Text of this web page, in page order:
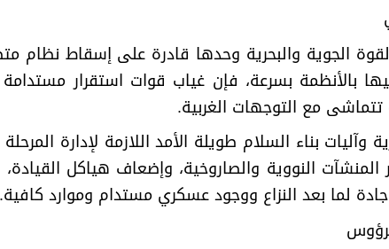
الجوية والبحرية وحدها قادرة على إسقاط نظام
بالأنظمة بسرعة، فإن غياب قوات استقرار
تتماشى مع التوجهات الغربية.
وآليات بناء السلام طويلة الأمد اللازمة لإدارة
النووية والصاروخية، وإضعاف هياكل
لما بعد النزاع ووجود عسكري مستدام وموارد كافية.